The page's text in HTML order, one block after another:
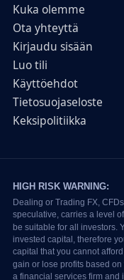
Kuka olemme
Ota yhteyttä
Kirjaudu sisään
Luo tili
Käyttöehdot
Tietosuojaseloste
Keksipolitiikka